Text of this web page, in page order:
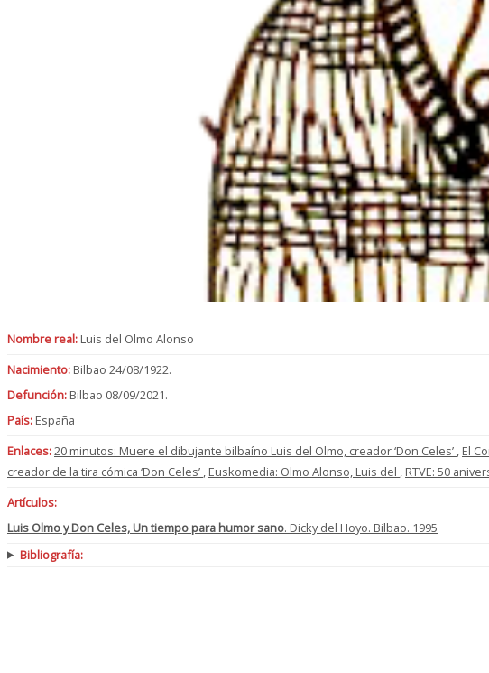
Nombre real: Luis del Olmo Alonso
Nacimiento: Bilbao 24/08/1922.
Defunción: Bilbao 08/09/2021.
País: España
Enlaces:20 minutos: Muere el dibujante bilbaíno Luis del Olmo, creador ‘Don Celes’ El
creador de la tira cómica ‘Don Celes’ Euskomedia: Olmo Alonso, Luis del RTVE: 50
Artículos:
Luis Olmo y Don Celes, Un tiempo para humor sano. Dicky del Hoyo. Bilbao. 1995
Bibliografía: